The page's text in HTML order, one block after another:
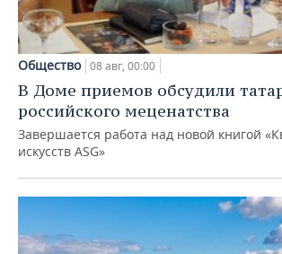
Общество 08 авг, 00:00
В Доме приемов обсудили
российского меценатства
Завершается работа над новой книгой
искусств ASG»